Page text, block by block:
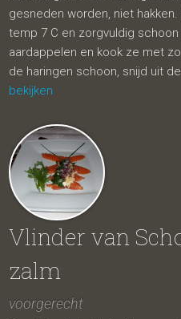
gesneden worden, niet
temp 7 C en zorgvuldig
aardappelen en kook ze met
de haringen schoon, snijd uit
bekijken
Vlinder van
zalm
voorgerecht